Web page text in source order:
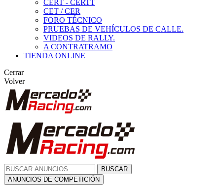
CERT - CERTT
CET / CER
FORO TÉCNICO
PRUEBAS DE VEHÍCULOS DE CALLE.
VIDEOS DE RALLY.
A CONTRATRAMO
TIENDA ONLINE
Cerrar
Volver
BUSCAR
ANUNCIOS DE COMPETICIÓN